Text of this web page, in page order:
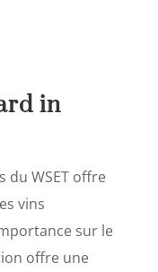
in
du WSET offre
vins
sur le
offre une